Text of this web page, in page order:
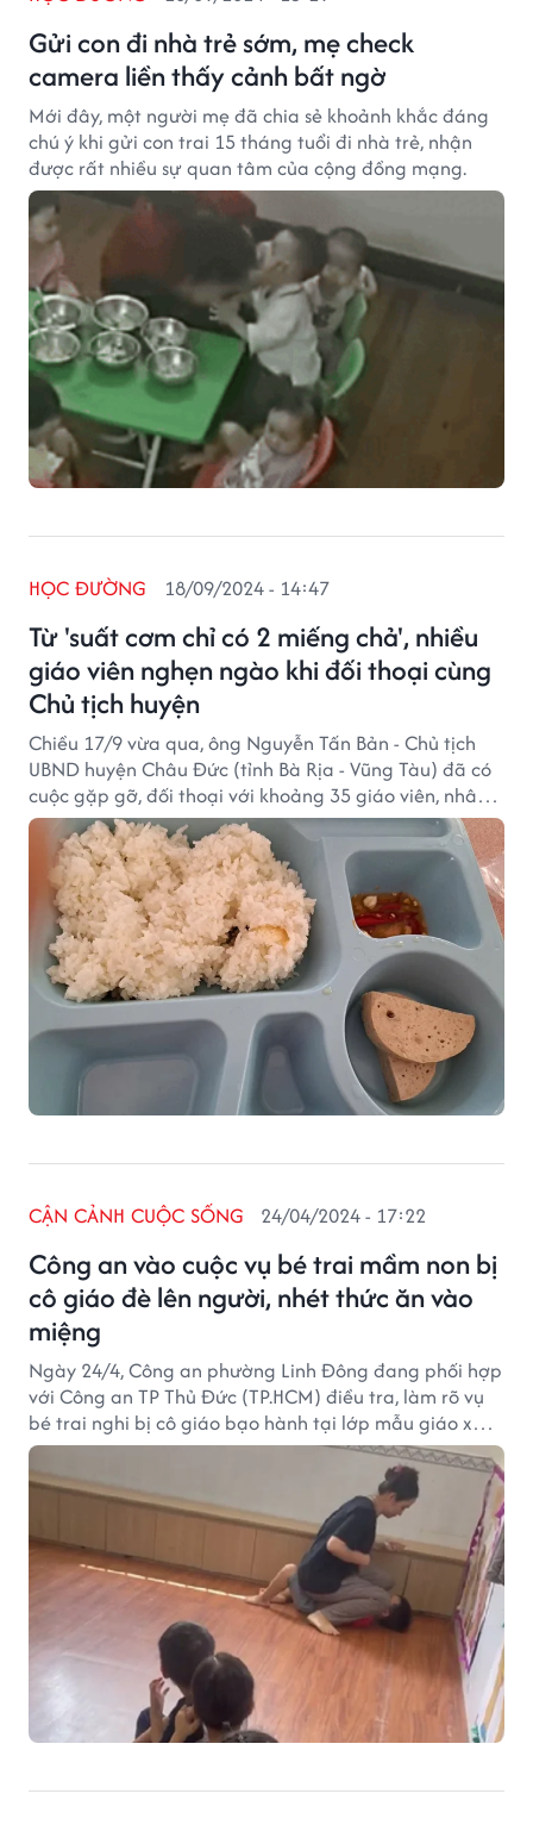
Gửi con đi nhà trẻ sớm, mẹ check
camera liền thấy cảnh bất ngờ
Mới đây, một người mẹ đã chia sẻ khoảnh khắc đáng
chú ý khi gửi con trai 15 tháng tuổi đi nhà trẻ, nhận
được rất nhiều sự quan tâm của cộng đồng mạng.
Từ 'suất cơm chỉ có 2 miếng chả', nhiều
giáo viên nghẹn ngào khi đối thoại cùng
Chủ tịch huyện
HỌC ĐƯỜNG 18/09/2024 - 14:47
Chiều 17/9 vừa qua, ông Nguyễn Tấn Bản - Chủ tịch
UBND huyện Châu Đức (tỉnh Bà Rịa - Vũng Tàu) đã có
cuộc gặp gỡ, đối thoại với khoảng 35 giáo viên, nhân
viên cấp dưỡng Trường mầm non Ánh Dương.
Công an vào cuộc vụ bé trai mầm non bị
cô giáo đè lên người, nhét thức ăn vào
miệng
CẬN CẢNH CUỘC SỐNG 24/04/2024 - 17:22
Ngày 24/4, Công an phường Linh Đông đang phối hợp
với Công an TP Thủ Đức (TP.HCM) điều tra, làm rõ vụ
bé trai nghi bị cô giáo bạo hành tại lớp mẫu giáo xảy
ra trên địa bàn.